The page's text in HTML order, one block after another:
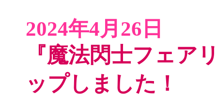
2024年4月26日
『魔法閃士フェア
ップしました！